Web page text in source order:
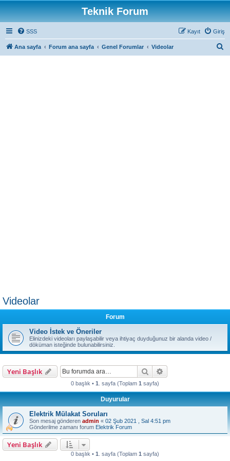
Teknik Forum
SSS Giriş
Kayıt
Ana sayfa Forum ana sayfa Genel Forumlar Videolar
Videolar
Forum
Video İstek ve Öneriler
Elinizdeki videoları paylaşabilir veya ihtiyaç duyduğunuz bir alanda video /
döküman isteğinde bulunabilirsiniz.
Yeni Başlık Ara
0 başlık • 1 . sayfa (Toplam 1 sayfa)
Duyurular
Elektrik Mülakat Soruları
Son mesaj gönderen admin « 02 Şub 2021 , Sal 4:51 pm
Gönderilme zamanı forum Elektrik Forum
Yeni Başlık
0 başlık • 1 . sayfa (Toplam 1 sayfa)